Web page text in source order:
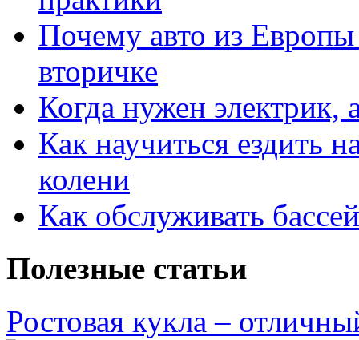
Почему авто из
вторичке
Когда нужен электрик,
Как научиться ездить
колени
Как обслуживать
Полезные статьи
Ростовая кукла –